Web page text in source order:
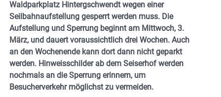
Waldparkplatz Hintergschwendt wegen einer
Seilbahnaufstellung gesperrt werden muss. Die
Aufstellung und Sperrung beginnt am Mittwoch, 3.
März, und dauert voraussichtlich drei Wochen. Auch
an den Wochenende kann dort dann nicht geparkt
werden. Hinweisschilder ab dem Seiserhof werden
nochmals an die Sperrung erinnern, um
Besucherverkehr möglichst zu vermeiden.